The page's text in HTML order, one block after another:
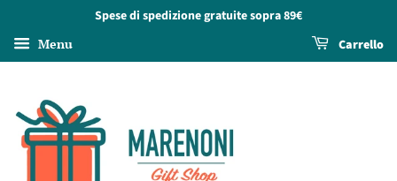
Spese di spedizione gratuite sopra 89€
Menu Carrello